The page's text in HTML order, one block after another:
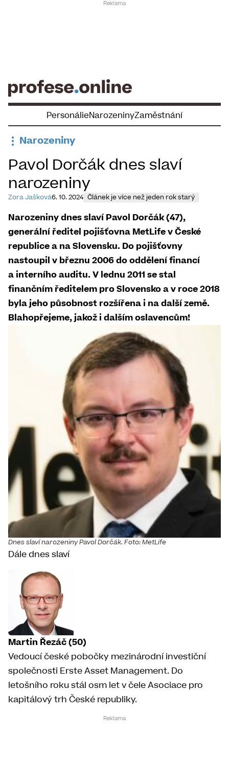
PersonálieNarozeninyZaměstnání
Narozeniny
Pavol Dorčák dnes slaví
narozeniny
Zora Jašková6. 10. 2024 Článek je více než jeden rok starý
Narozeniny dnes slaví Pavol Dorčák (47),
generální ředitel pojišťovna MetLife v České
republice a na Slovensku. Do pojišťovny
nastoupil v březnu 2006 do oddělení financí
a interního auditu. V lednu 2011 se stal
finančním ředitelem pro Slovensko a v roce 2018
byla jeho působnost rozšířena i na další země.
Blahopřejeme, jakož i dalším oslavencům!
Dnes slaví narozeniny Pavol Dorčák. Foto: MetLife
Dále dnes slaví
Martin Řezáč (50)
Vedoucí české pobočky mezinárodní investiční
společnosti Erste Asset Management. Do
letošního roku stál osm let v čele Asociace pro
kapitálový trh České republiky.